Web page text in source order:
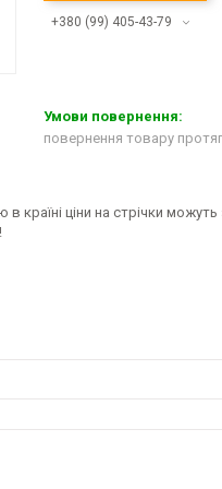
+380 (99) 405-43-79
повернення товару
країні ціни на стрічки